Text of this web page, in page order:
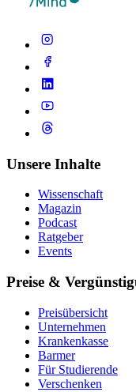
Unsere Inhalte
Wissenschaft
Magazin
Podcast
Ratgeber
Events
Preise &
Preisübersicht
Unternehmen
Krankenkasse
Barmer
Für Studierende
Ver­schen­ken